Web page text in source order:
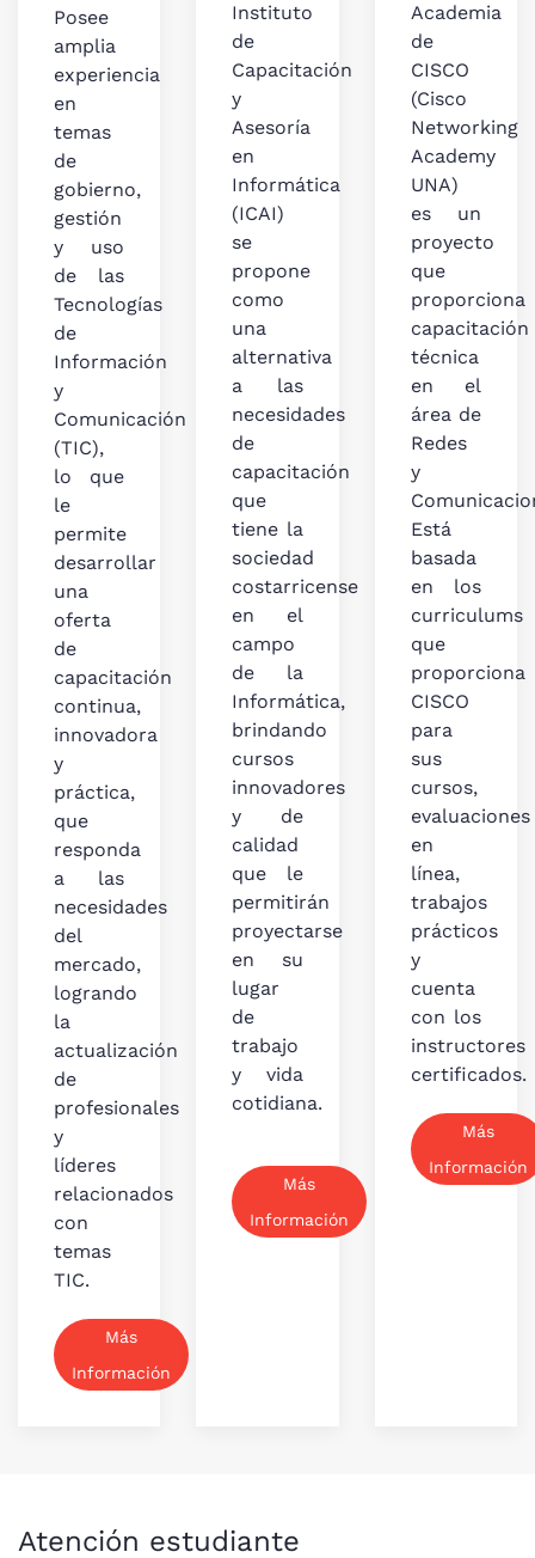
Posee
amplia
experiencia
en
temas
de
gobierno,
gestión
y uso
de las
Tecnologías
de
Información
y
Comunicación
(TIC),
lo que
le
permite
desarrollar
una
oferta
de
capacitación
continua,
innovadora
y
práctica,
que
responda
a las
necesidades
del
mercado,
logrando
la
actualización
de
profesionales
y
líderes
relacionados
con
temas
TIC.
Más
Información
Instituto
de
Capacitación
y
Asesoría
en
Informática
(ICAI)
se
propone
como
una
alternativa
a las
necesidades
de
capacitación
que
tiene la
sociedad
costarricense
en el
campo
de la
Informática,
brindando
cursos
innovadores
y de
calidad
que le
permitirán
proyectarse
en su
lugar
de
trabajo
y vida
cotidiana.
Más
Información
Academia
de
CISCO
(Cisco
Networking
Academy
UNA)
es un
proyecto
que
proporciona
capacitación
técnica
en el
área de
Redes
y
Está
basada
en los
curriculums
que
proporciona
CISCO
para
sus
cursos,
evaluaciones
en
línea,
trabajos
prácticos
y
cuenta
con los
instructores
certificados.
Más
Información
Atención estudiante